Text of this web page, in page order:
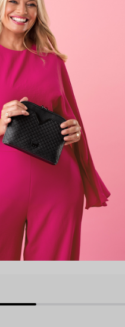
zsuzsanna.szabo.568